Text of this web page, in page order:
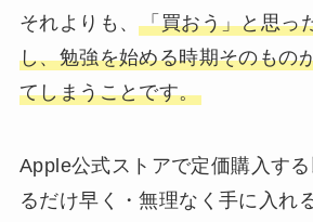
それよりも、「買おう」と思っ
し、勉強を始める時期そのもの
てしまうことです。
Apple公式ストアで定価購入す
るだけ早く・無理なく手に入れ